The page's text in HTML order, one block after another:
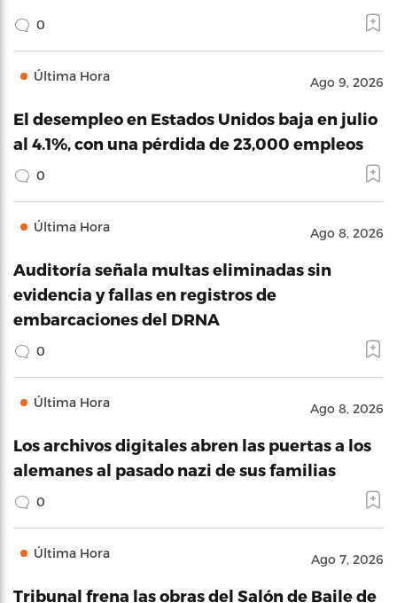
0
Última Hora Ago 9, 2026
El desempleo en Estados Unidos baja en julio
al 4.1%, con una pérdida de 23,000 empleos
0
Última Hora Ago 8, 2026
Auditoría señala multas eliminadas sin
evidencia y fallas en registros de
embarcaciones del DRNA
0
Última Hora Ago 8, 2026
Los archivos digitales abren las puertas a los
alemanes al pasado nazi de sus familias
0
Última Hora Ago 7, 2026
Tribunal frena las obras del Salón de Baile de